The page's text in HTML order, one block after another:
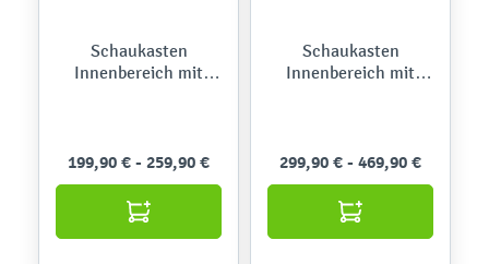
Schaukasten
Innenbereich mit
199,90 € - 259,90 €
Schaukasten
Innenbereich mit
299,90 € - 469,90 €